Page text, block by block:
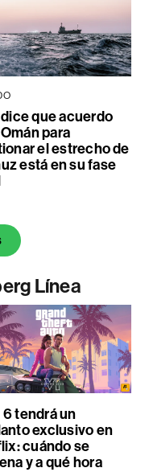
que acuerdo
para
el estrecho de
está en su fase
Línea
6 tendrá un
exclusivo en
cuándo se
y a qué hora